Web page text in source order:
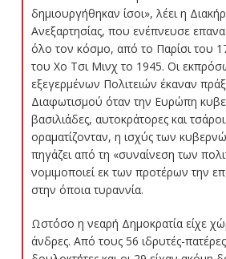
δημιουργήθηκαν ίσοι», λέει η
Ανεξαρτησίας, που ενέπνευσε
όλο τον κόσμο, από το Παρίσι του
του Χο Τσι Μινχ το 1945. Οι
εξεγερμένων Πολιτειών έκαναν
Διαφωτισμού όταν την Ευρώπη
βασιλιάδες, αυτοκράτορες και
οραματίζονταν, η ισχύς των
πηγάζει από τη «συναίνεση των
νομιμοποιεί εκ των προτέρων την
στην όποια τυραννία.
Ωστόσο η νεαρή Δημοκρατία είχε
άνδρες. Από τους 56 ιδρυτές-